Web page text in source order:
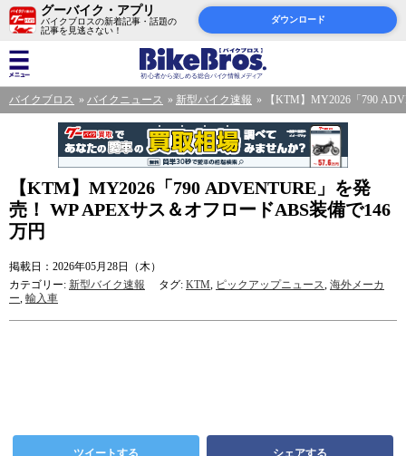
グーバイク・アプリ
バイクブロスの新着記事・話題の
記事を見逃さない！
ダウンロード
バイクブロス バイクニュース 新型バイク速報 【KTM】MY2026「790
【KTM】MY2026「790 ADVENTURE」を発
売！ WP APEXサス＆オフロードABS装備で146
万円
掲載日：2026年05月28日（木）
カテゴリー: 新型バイク速報 タグ: KTM, ピックアップニュース, 海外メーカ
ー, 輸入車
ツイートする シェアする